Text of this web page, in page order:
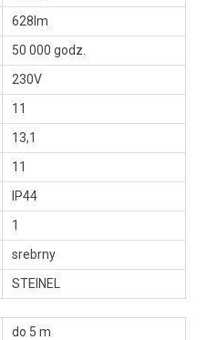
628lm
50 000 godz.
230V
11
13,1
11
IP44
1
srebrny
STEINEL
do 5 m